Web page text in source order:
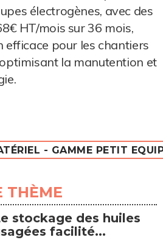
électrogènes, avec des
HT/mois sur 36 mois,
efficace pour les chantiers
la manutention et
- GAMME PETIT
THÈME
stockage des huiles
facilité...